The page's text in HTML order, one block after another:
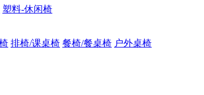
塑料-休闲椅
排椅/课桌椅 餐椅/餐桌椅 户外桌椅